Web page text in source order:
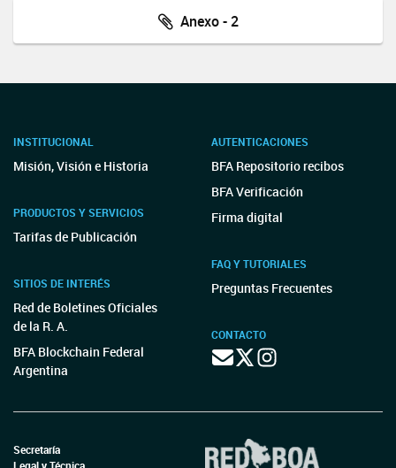
Anexo - 2
INSTITUCIONAL
Misión, Visión e Historia
PRODUCTOS Y SERVICIOS
Tarifas de Publicación
SITIOS DE INTERÉS
Red de Boletines Oficiales
de la R. A.
BFA Blockchain Federal
Argentina
AUTENTICACIONES
BFA Repositorio recibos
BFA Verificación
Firma digital
FAQ Y TUTORIALES
Preguntas Frecuentes
CONTACTO
Secretaría